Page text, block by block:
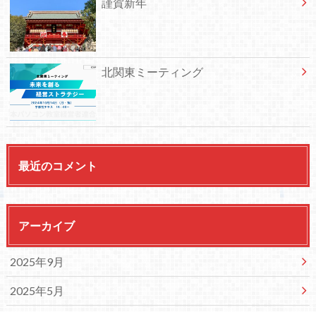
北関東ミーティング
最近のコメント
アーカイブ
2025年9月
2025年5月